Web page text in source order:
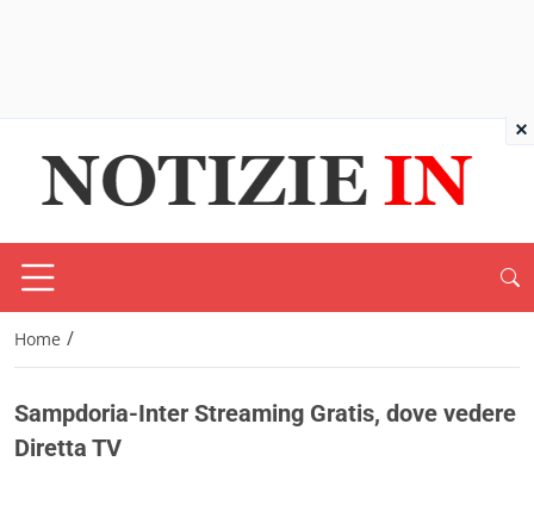
Home /
Sampdoria-Inter Streaming Gratis, dove vedere
Diretta TV
×